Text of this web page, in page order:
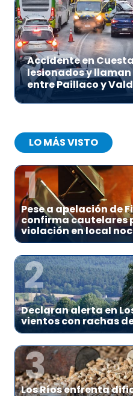
Accidente en
lesionados y
entre Paillaco y
LO MÁS VISTO
1
Pese a apelación de
confirma cautelares
violación en local
2
Declaran alerta en
vientos con rachas
3
Los Ríos enfrenta